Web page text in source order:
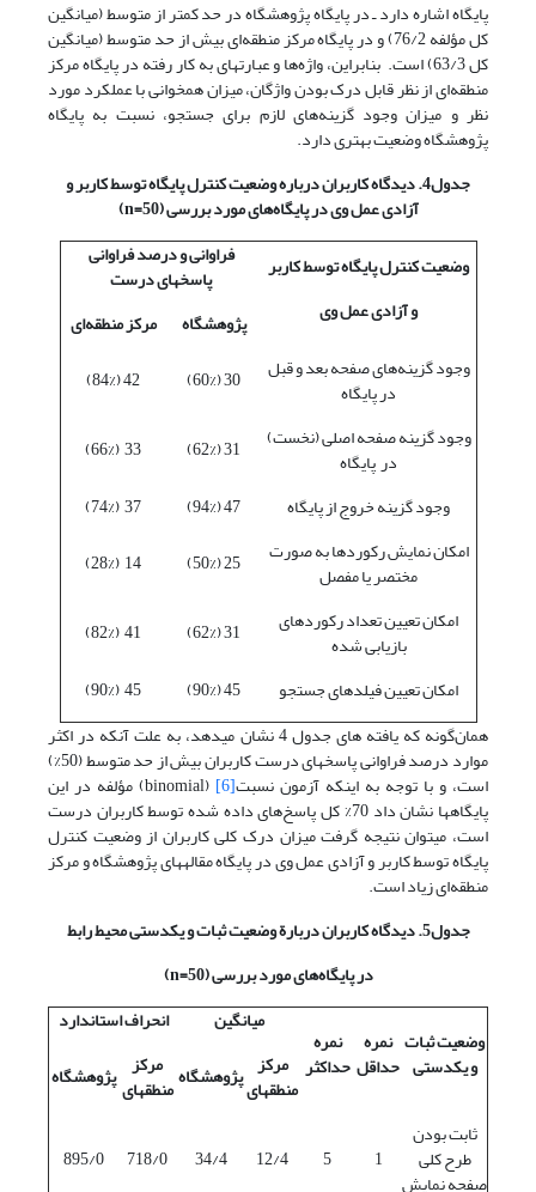
پایگاه اشاره دارد ـ در پایگاه پژوهشگاه در حد کمتر از متوسط (میانگین
کل مؤلفه 76/2) و در پایگاه مرکز منطقه‌ای بیش از حد متوسط (میانگین
کل 63/3) است. بنابراین، واژه‌ها و عبارتهای به کار رفته در پایگاه مرکز
منطقه‌ای از نظر قابل درک بودن واژگان، میزان همخوانی‌ با عملکرد مورد
نظر و میزان وجود گزینه‌های لازم برای جستجو، نسبت به پایگاه
پژوهشگاه وضعیت بهتری دارد.
جدول4. دیدگاه کاربران درباره وضعیت کنترل پایگاه توسط کاربر و
آزادی عمل وی در پایگاه‌های مورد بررسی (50= n
)
وضعیت کنترل پایگاه توسط کاربر
و آزادی عمل وی
فراوانی و درصد فراوانی
پاسخهای درست
پژوهشگاه
مرکز منطقه‌ای
وجود گزینه‌های صفحه بعد و قبل
در پایگاه 30 (60%)
42 (84%)
وجود گزینه صفحه اصلی (نخست)
در پایگاه 31 (62%)
33 (66%)
وجود گزینه خروج از پایگاه
47 (94%)
37 (74%)
امکان نمایش رکوردها به صورت
مختصر یا مفصل 25 (50%)
14 (28%)
امکان تعیین تعداد رکوردهای
بازیابی شده 31 (62%)
41 (82%)
امکان تعیین فیلدهای جستجو
45 (90%)
45 (90%)
همان‌گونه که یافته های جدول 4 نشان می‎دهد، به علت آنکه در اکثر
موارد درصد فراوانی پاسخهای درست کاربران بیش از حد متوسط (50%)
است، و با توجه به اینکه آزمون نسبت[6] (binomial) مؤلفه در این
پایگاه‎ها نشان داد 70% کل پاسخ‌های داده شده توسط کاربران درست
است، می‎توان نتیجه گرفت میزان درک کلی کاربران از وضعیت کنترل
پایگاه توسط کاربر و آزادی عمل وی در پایگاه مقاله‎های پژوهشگاه و مرکز
منطقه‌ای زیاد است.
جدول5. دیدگاه کاربران دربارة وضعیت ثبات و یکدستی محیط رابط
در پایگاه‌های مورد بررسی (50=
n
)
وضعیت ثبات
و یکدستی
نمره
حداقل
نمره
حداکثر
میانگین
انحراف استاندارد
مرکز
منطقه‎ای پژوهشگاه مرکز
منطقه‎ای
پژوهشگاه
ثابت بودن
طرح کلی
صفحه نمایش
1
5
12/4
34/4
718/0
895/0